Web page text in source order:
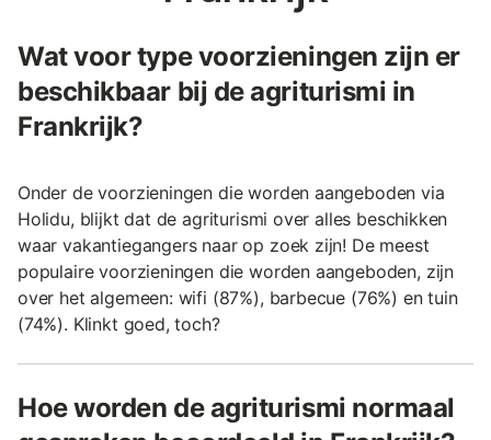
Wat voor type voorzieningen zijn er
beschikbaar bij de agriturismi in
Frankrijk?
Onder de voorzieningen die worden aangeboden via
Holidu, blijkt dat de agriturismi over alles beschikken
waar vakantiegangers naar op zoek zijn! De meest
populaire voorzieningen die worden aangeboden, zijn
over het algemeen: wifi (87%), barbecue (76%) en tuin
(74%). Klinkt goed, toch?
Hoe worden de agriturismi normaal